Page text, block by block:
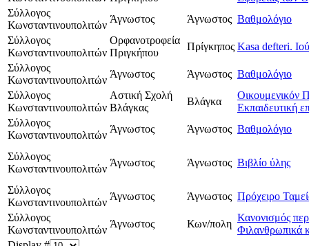
Σύλλογος
Κωνσταντινουπολιτών
Άγνωστος Άγνωστος Βαθμολόγιο
Σύλλογος
Κωνσταντινουπολιτών
Ορφανοτροφεία
Πριγκήπου
Πρίγκηπος Kasa defteri.
Σύλλογος
Κωνσταντινουπολιτών
Άγνωστος Άγνωστος Βαθμολόγιο
Σύλλογος
Κωνσταντινουπολιτών
Αστική Σχολή
Βλάγκας
Βλάγκα
Οικουμενικόν
Εκπαιδευτική
Σύλλογος
Κωνσταντινουπολιτών
Άγνωστος Άγνωστος Βαθμολόγιο
Σύλλογος
Κωνσταντινουπολιτών
Άγνωστος Άγνωστος Βιβλίο ύλης
Σύλλογος
Κωνσταντινουπολιτών
Άγνωστος Άγνωστος Πρόχειρο
Σύλλογος
Κωνσταντινουπολιτών
Άγνωστος Κων/πολη
Κανονισμός
Φιλανθρωπικά